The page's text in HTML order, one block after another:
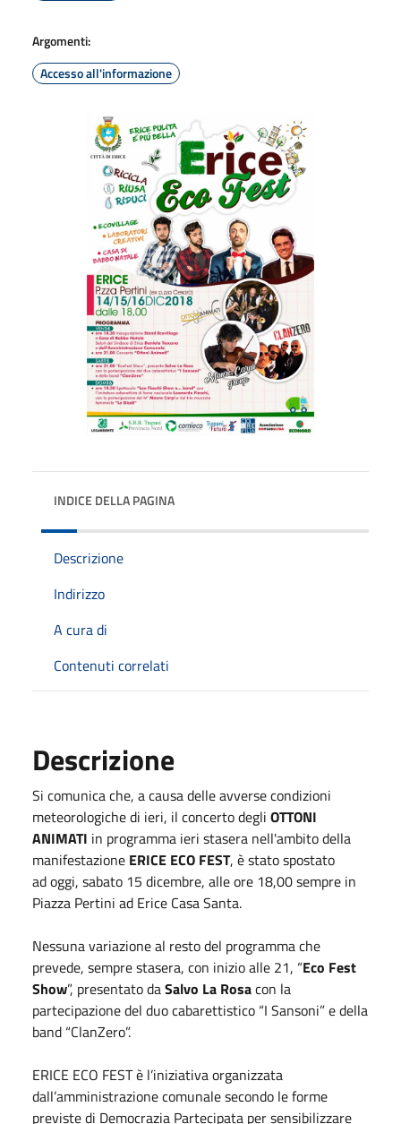
Argomenti:
Accesso all'informazione
INDICE DELLA PAGINA
Descrizione
Indirizzo
A cura di
Contenuti correlati
Descrizione
Si comunica che, a causa delle avverse condizioni
meteorologiche di ieri, il concerto degli OTTONI
ANIMATI in programma ieri stasera nell'ambito della
manifestazione ERICE ECO FEST, è stato spostato
ad oggi, sabato 15 dicembre, alle ore 18,00 sempre in
Piazza Pertini ad Erice Casa Santa.
Nessuna variazione al resto del programma che
prevede, sempre stasera, con inizio alle 21, “Eco Fest
Show”, presentato daSalvo La Rosacon la
partecipazione del duo cabarettistico “I Sansoni” e della
band “ClanZero”.
ERICE ECO FEST è l’iniziativa organizzata
dall’amministrazione comunale secondo le forme
previste di Democrazia Partecipata per sensibilizzare